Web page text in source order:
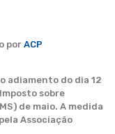
por ACP
adiamento do dia 12
sobre
de maio. A medida
Associação